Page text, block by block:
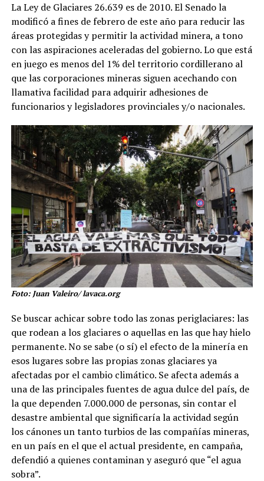
La Ley de Glaciares 26.639 es de 2010. El Senado la
modificó a fines de febrero de este año para reducir las
áreas protegidas y permitir la actividad minera, a tono
con las aspiraciones aceleradas del gobierno. Lo que está
en juego es menos del 1% del territorio cordillerano al
que las corporaciones mineras siguen acechando con
llamativa facilidad para adquirir adhesiones de
funcionarios y legisladores provinciales y/o nacionales.
Foto: Juan Valeiro/ lavaca.org
Se buscar achicar sobre todo las zonas periglaciares: las
que rodean a los glaciares o aquellas en las que hay hielo
permanente. No se sabe (o sí) el efecto de la minería en
esos lugares sobre las propias zonas glaciares ya
afectadas por el cambio climático. Se afecta además a
una de las principales fuentes de agua dulce del país, de
la que dependen 7.000.000 de personas, sin contar el
desastre ambiental que significaría la actividad según
los cánones un tanto turbios de las compañías mineras,
en un país en el que el actual presidente, en campaña,
defendió a quienes contaminan y aseguró que “el agua
sobra”.